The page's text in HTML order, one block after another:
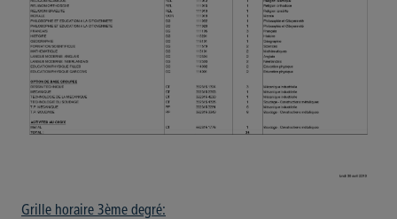
Grille horaire 3ème degré: